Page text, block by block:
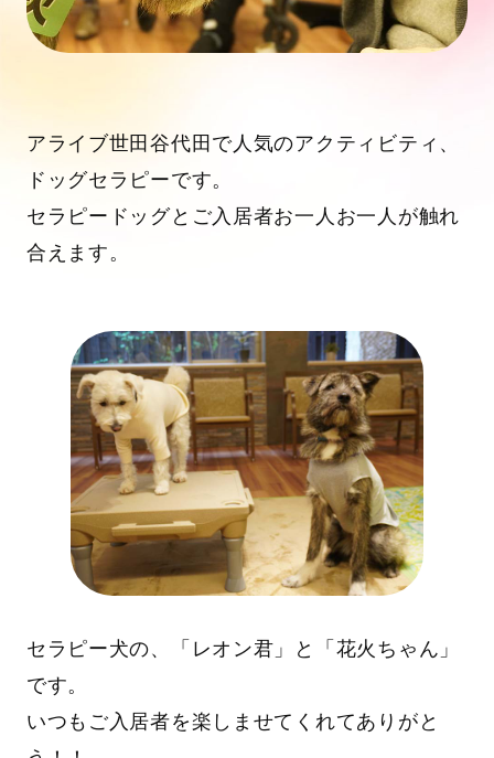
アライブ世田谷代田で人気のアクティビティ、
ドッグセラピーです。
セラピードッグとご入居者お一人お一人が触れ
合えます。
セラピー犬の、「レオン君」と「花火ちゃん」
です。
いつもご入居者を楽しませてくれてありがと